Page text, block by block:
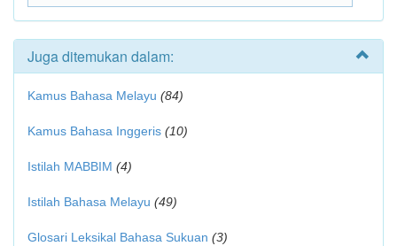
Juga ditemukan dalam:
Kamus Bahasa Melayu (84)
Kamus Bahasa Inggeris (10)
Istilah MABBIM (4)
Istilah Bahasa Melayu (49)
Glosari Leksikal Bahasa Sukuan (3)